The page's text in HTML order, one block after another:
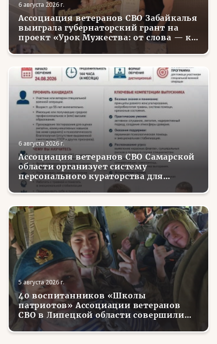
6 августа 2026 г.
Ассоциация ветеранов СВО Забайкалья
выиграла губернаторский грант на
проект «Урок Мужества: от слова — к
делу»
6 августа 2026 г.
Ассоциация ветеранов СВО Самарской
области организует систему
персонального кураторства для
трудоустройства и социализации
вернувшихся с фронта бойцов
5 августа 2026 г.
40 воспитанников «Школы
патриотов» Ассоциации ветеранов
СВО в Липецкой области совершили
первые парашютные прыжки